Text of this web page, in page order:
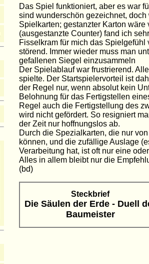
Das Spiel funktioniert, aber es war
sind wunderschön gezeichnet,
Spielkarten; gestanzter Karton
(ausgestanzte Counter) fand ich
Fisselkram für mich das
störend. Immer wieder muss man
gefallenen Siegel einzusammeln
Der Spielablauf war frustrierend.
spielte. Der Startspielervorteil ist
der Regel nur, wenn absolut kein
Belohnung für das Fertigstellen
Regel auch die Fertigstellung des
wird nicht gefördert. So resigniert
der Zeit nur hoffnungslos ab.
Durch die Spezialkarten, die nur
können, und die zufällige Auslage
Verarbeitung hat, ist oft nur eine
Alles in allem bleibt nur die
(bd)
Steckbrief
Die Säulen der Erde - Duell
Baumeister